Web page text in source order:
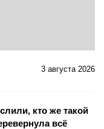
3 августа 2026
кто же такой
всё